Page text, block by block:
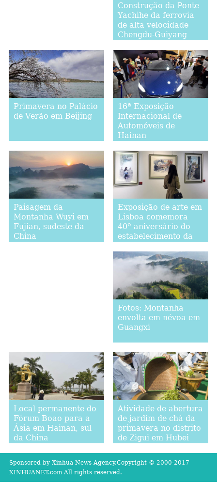
Construção da Ponte
Yachihe da ferrovia
de alta velocidade
Chengdu-Guiyang
de 2019
Primavera no Palácio
de Verão em Beijing
16ª Exposição
Internacional de
Automóveis de
Hainan
Paisagem da
Montanha Wuyi em
Fujian, sudeste da
China
Exposição de arte em
Lisboa comemora
40º aniversário do
estabelecimento da
Fotos: Montanha
envolta em névoa em
Guangxi
Local permanente do
Fórum Boao para a
Ásia em Hainan, sul
da China
Atividade de abertura
de jardim de chá da
primavera no distrito
de Zigui em Hubei
Sponsored by Xinhua News Agency.Copyright © 2000-2017
XINHUANET.com All rights reserved.